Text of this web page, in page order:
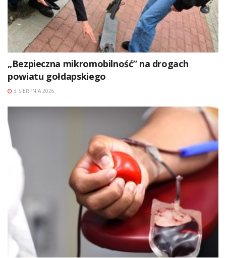
„Bezpieczna mikromobilność” na drogach
powiatu gołdapskiego
3 SIERPNIA 2026